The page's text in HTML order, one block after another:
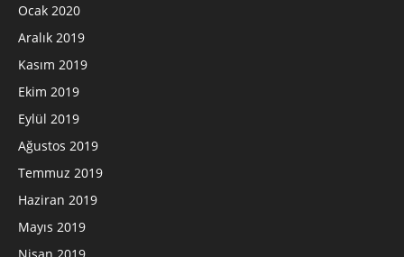
Ocak 2020
Aralık 2019
Kasım 2019
Ekim 2019
Eylül 2019
Ağustos 2019
Temmuz 2019
Haziran 2019
Mayıs 2019